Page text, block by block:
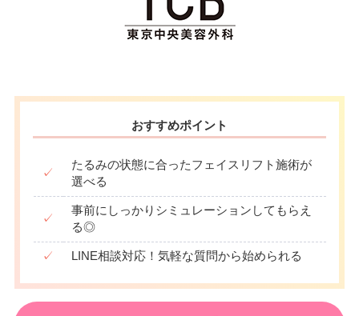
おすすめポイント
✓
たるみの状態に合ったフェイスリフト施術が
選べる
✓
事前にしっかりシミュレーションしてもらえ
る◎
✓ LINE相談対応！気軽な質問から始められる